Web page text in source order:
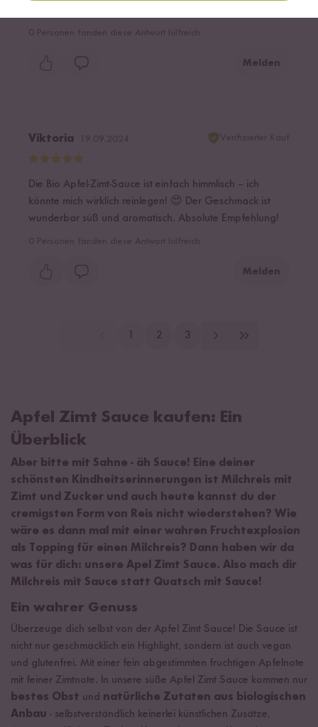
Melden
Viktoria
Die Bio Apfel-Zimt-Sauce ist einfach himmlisch – ich
könnte mich wirklich reinlegen! 😍 Der Geschmack ist
wunderbar süß und aromatisch. Absolute Empfehlung!
Melden
1 2 3
Apfel Zimt Sauce kaufen: Ein
Überblick
Aber bitte mit Sahne - äh Sauce! Eine deiner
schönsten Kindheitserinnerungen ist Milchreis mit
Zimt und Zucker und auch heute kannst du der
cremigsten Form von Reis nicht wiederstehen? Wie
wäre es dann mal mit einer wahren Fruchtexplosion
als Topping für einen Milchreis? Dann haben wir da
was für dich: unsere Apel Zimt Sauce. Also mach dir
Milchreis mit Sauce statt Quatsch mit Sauce!
Ein wahrer Genuss
Überzeuge dich selbst von der Apfel Zimt Sauce! Die Sauce ist
nicht nur geschmacklich ein Highlight, sondern ist auch vegan
und glutenfrei. Mit einer fein abgestimmten fruchtigen Apfelnote
mit feiner Zimtnote. In unsere süße Apfel Zimt Sauce kommen nur
bestes Obst und natürliche Zutaten aus biologischen
Anbau - selbstverständlich keinerlei künstlichen Zusätze,